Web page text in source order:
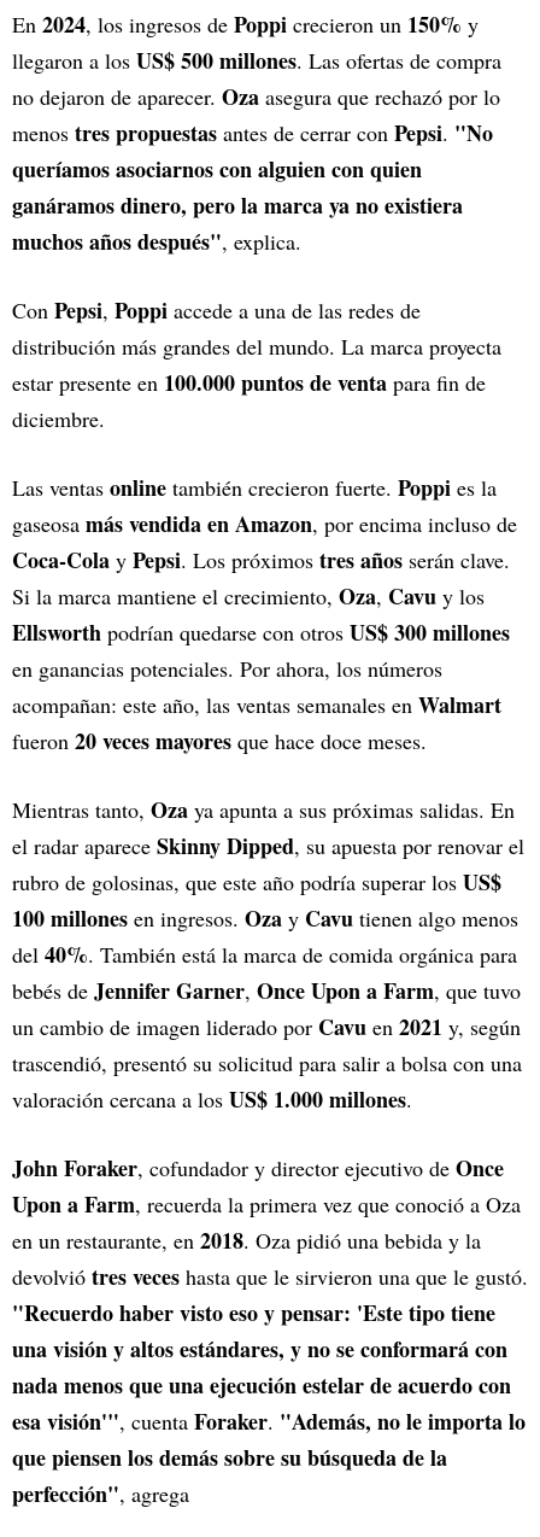
En 2024, los ingresos de Poppi crecieron un 150% y
llegaron a los US$ 500 millones. Las ofertas de compra
no dejaron de aparecer. Oza asegura que rechazó por lo
menos tres propuestas antes de cerrar con Pepsi. "No
queríamos asociarnos con alguien con quien
ganáramos dinero, pero la marca ya no existiera
muchos años después", explica.
Con Pepsi, Poppi accede a una de las redes de
distribución más grandes del mundo. La marca proyecta
estar presente en 100.000 puntos de venta para fin de
diciembre.
Las ventas online también crecieron fuerte. Poppi es la
gaseosa más vendida en Amazon, por encima incluso de
Coca-Cola y Pepsi. Los próximos tres años serán clave.
Si la marca mantiene el crecimiento, Oza, Cavu y los
Ellsworth podrían quedarse con otros US$ 300 millones
en ganancias potenciales. Por ahora, los números
acompañan: este año, las ventas semanales en Walmart
fueron 20 veces mayores que hace doce meses.
Mientras tanto, Oza ya apunta a sus próximas salidas. En
el radar aparece Skinny Dipped, su apuesta por renovar el
rubro de golosinas, que este año podría superar los US$
100 millones en ingresos. Oza y Cavu tienen algo menos
del 40%. También está la marca de comida orgánica para
bebés de Jennifer Garner, Once Upon a Farm, que tuvo
un cambio de imagen liderado por Cavu en 2021 y, según
trascendió, presentó su solicitud para salir a bolsa con una
valoración cercana a los US$ 1.000 millones.
John Foraker, cofundador y director ejecutivo de Once
Upon a Farm, recuerda la primera vez que conoció a Oza
en un restaurante, en 2018. Oza pidió una bebida y la
devolvió tres veces hasta que le sirvieron una que le gustó.
"Recuerdo haber visto eso y pensar: 'Este tipo tiene
una visión y altos estándares, y no se conformará con
nada menos que una ejecución estelar de acuerdo con
esa visión'", cuenta Foraker. "Además, no le importa lo
que piensen los demás sobre su búsqueda de la
perfección", agrega